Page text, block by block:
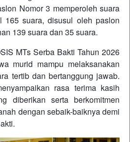
Nomor 3 memperoleh suara
165 suara, disusul oleh paslon
139 suara dan 35 suara.
MTs Serba Bakti Tahun 2026
murid mampu melaksanakan
tertib dan bertanggung jawab.
rasa terima kasih
diberikan serta berkomitmen
dengan sebaik-baiknya demi